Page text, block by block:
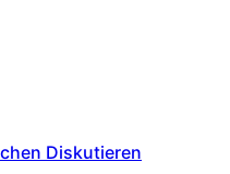
Diskutieren